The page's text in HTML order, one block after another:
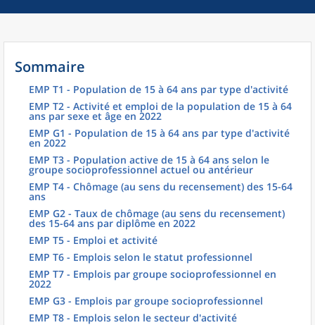
Sommaire
EMP T1 - Population de 15 à 64 ans par type d'activité
EMP T2 - Activité et emploi de la population de 15 à 64
ans par sexe et âge en 2022
EMP G1 - Population de 15 à 64 ans par type d'activité
en 2022
EMP T3 - Population active de 15 à 64 ans selon le
groupe socioprofessionnel actuel ou antérieur
EMP T4 - Chômage (au sens du recensement) des 15-64
ans
EMP G2 - Taux de chômage (au sens du recensement)
des 15-64 ans par diplôme en 2022
EMP T5 - Emploi et activité
EMP T6 - Emplois selon le statut professionnel
EMP T7 - Emplois par groupe socioprofessionnel en
2022
EMP G3 - Emplois par groupe socioprofessionnel
EMP T8 - Emplois selon le secteur d'activité